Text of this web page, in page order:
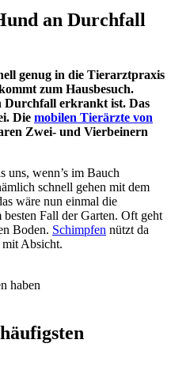
an Durchfall
genug in die Tierarztpraxis
zum Hausbesuch.
Durchfall erkrankt ist. Das
Die mobilen Tierärzte von
Zwei- und Vierbeinern
uns, wenn’s im Bauch
schnell gehen mit dem
wäre nun einmal die
Fall der Garten. Oft geht
Boden. Schimpfen nützt da
Absicht.
haben